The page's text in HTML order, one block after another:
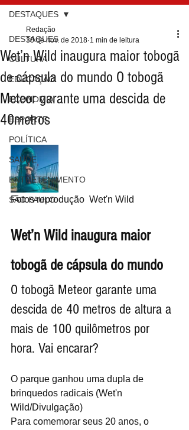
DESTAQUES
CULTURA
EDUCAÇÃO
ECONOMIA
ESPORTE
POLÍTICA
SAÚDE
ENTRETENIMENTO
SÃO PAULO
DESTAQUES
Wet’n Wild inaugura maior tobogã
de cápsula do mundo O tobogã
Meteor garante uma descida de
40metros
Redação
30 de nov. de 2018 1 min de leitura
Fotos reprodução  Wet'n Wild
Wet’n Wild inaugura maior
tobogã de cápsula do mundo
O tobogã Meteor garante uma
descida de 40 metros de altura a
mais de 100 quilômetros por
hora. Vai encarar?
O parque ganhou uma dupla de
brinquedos radicais (Wet'n
Wild/Divulgação)
Para comemorar seus 20 anos, o